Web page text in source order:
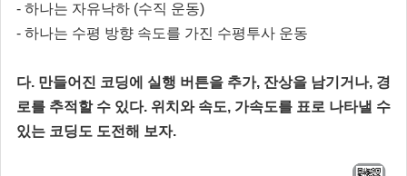
- 하나는 자유낙하 (수직 운동)
- 하나는 수평 방향 속도를 가진 수평투사 운동
다. 만들어진 코딩에 실행 버튼을 추가, 잔상을 남기거나, 경
로를 추적할 수 있다. 위치와 속도, 가속도를 표로 나타낼 수
있는 코딩도 도전해 보자.